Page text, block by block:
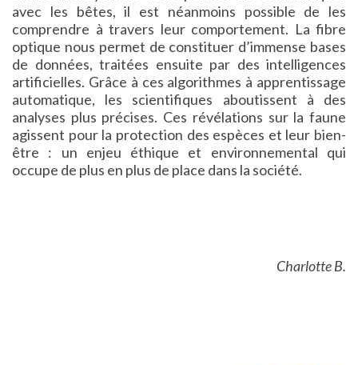
avec les bêtes, il est néanmoins possible de les
comprendre à travers leur comportement. La fibre
optique nous permet de constituer d’immense bases
de données, traitées ensuite par des intelligences
artificielles. Grâce à ces algorithmes à apprentissage
automatique, les scientifiques aboutissent à des
analyses plus précises. Ces révélations sur la faune
agissent pour la protection des espèces et leur bien-
être : un enjeu éthique et environnemental qui
occupe de plus en plus de place dans la société.
Charlotte B.